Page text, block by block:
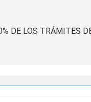
DE LOS TRÁMITES